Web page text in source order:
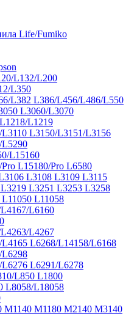
Life/Fumiko
L132/L200
L350
L382 L386/L456/L486/L550
L3060/L3070
L1219
L3150/L3151/L3156
L15160
L15180/Pro L6580
L3108 L3109 L3115
L3251 L3253 L3258
L11058
L6160
L4267
L6268/L14158/L6168
L6291/L6278
L850 L1800
L8058/L18058
M1140 M1180 M2140 M3140